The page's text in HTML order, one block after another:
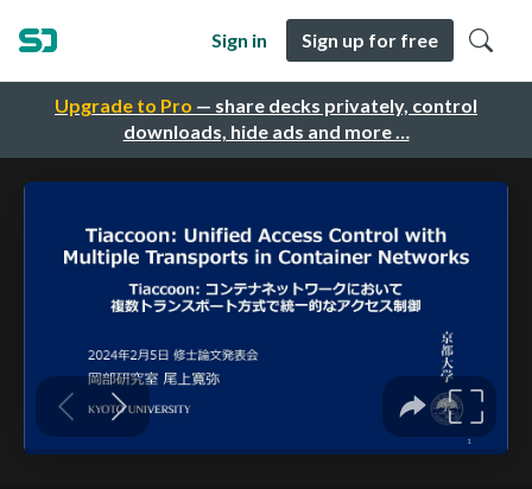
Upgrade to Pro — share decks privately, control
downloads, hide ads and more …
Sign in Sign up for free